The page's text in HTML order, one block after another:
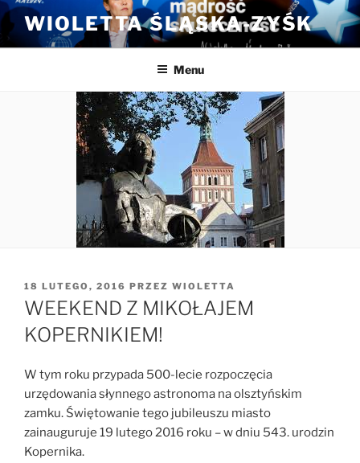
Przejdź
do
treści
WIOLETTA ŚLĄSKA-ZYŚK
Menu
OPUBLIKOWANE
W
18 LUTEGO, 2016 PRZEZ WIOLETTA
WEEKEND Z MIKOŁAJEM
KOPERNIKIEM!
W tym roku przypada 500-lecie rozpoczęcia
urzędowania słynnego astronoma na olsztyńskim
zamku. Świętowanie tego jubileuszu miasto
zainauguruje 19 lutego 2016 roku – w dniu 543. urodzin
Kopernika.